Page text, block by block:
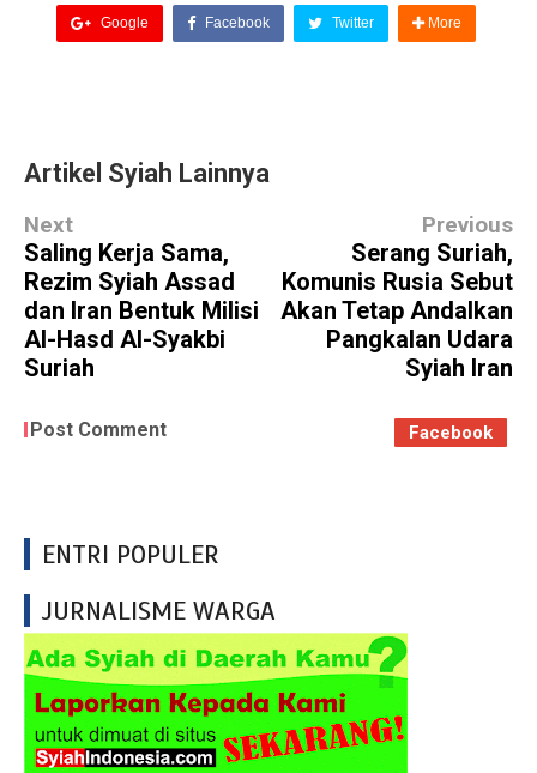
Google Facebook Twitter More
Artikel Syiah Lainnya
Next
Saling Kerja Sama,
Rezim Syiah Assad
dan Iran Bentuk Milisi
Al-Hasd Al-Syakbi
Suriah
Previous
Serang Suriah,
Komunis Rusia Sebut
Akan Tetap Andalkan
Pangkalan Udara
Syiah Iran
Post Comment Facebook
ENTRI POPULER
JURNALISME WARGA